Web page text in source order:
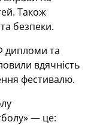
Також
безпеки.
дипломи та
вдячність
фестивалю.
— це: